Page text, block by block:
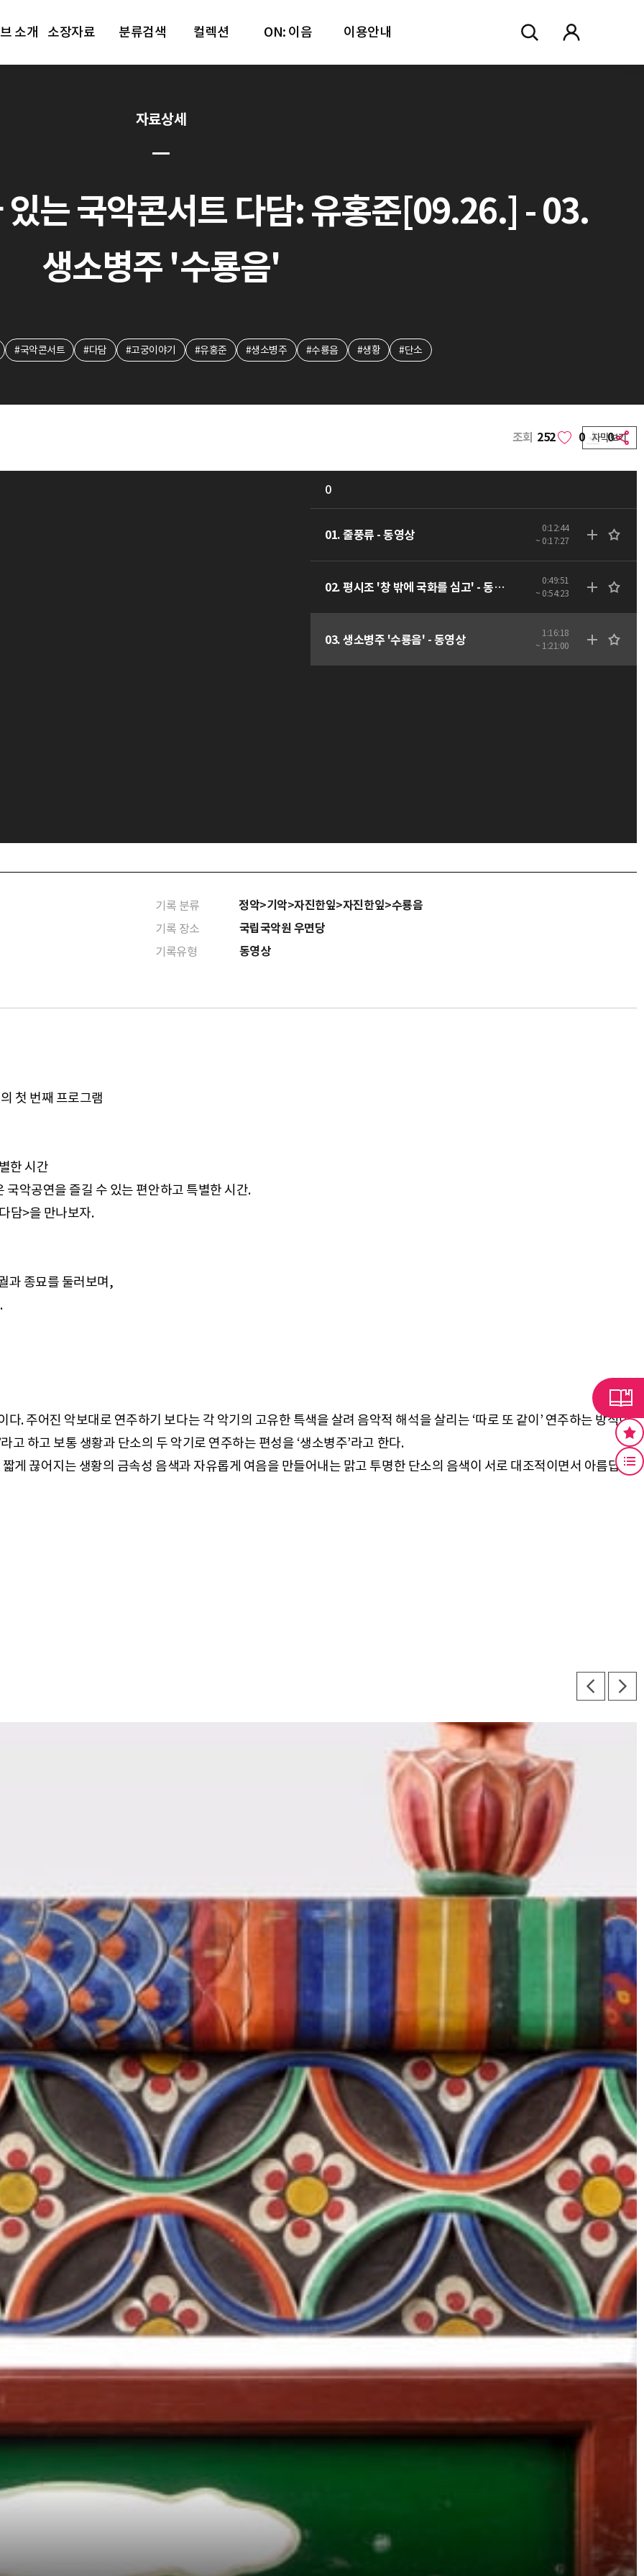
소개 소장자료 분류검색 컬렉션 ON: 이음 이용안내
자료상세
는 국악콘서트 다담: 유홍준[09.26.] - 03.
생소병주 '수룡음'
#국악콘서트 #다담 #고궁이야기 #유홍준 #생소병주 #수룡음 #생황 #단소
조회 252 0 0
자막보기
0
01. 줄풍류 - 동영상
0:12:44
~ 0:17:27
02. 평시조 '창 밖에 국화를 심고' - 동영상
0:49:51
~ 0:54:23
03. 생소병주 '수룡음' - 동영상
1:16:18
~ 1:21:00
기록 분류 정악>기악>자진한잎>자진한잎>수룡음
기록 장소 국립국악원 우면당
기록유형 동영상
첫 번째 프로그램
한 시간
악공연을 즐길 수 있는 편안하고 특별한 시간.
담>을 만나보자.
과 종묘를 둘러보며,
. 주어진 악보대로 연주하기 보다는 각 악기의 고유한 특색을 살려 음악적 해석을 살리는 ‘따로 또 같이’ 연주하는 방식이
고 하고 보통 생황과 단소의 두 악기로 연주하는 편성을 ‘생소병주’라고 한다.
게 끊어지는 생황의 금속성 음색과 자유롭게 여음을 만들어내는 맑고 투명한 단소의 음색이 서로 대조적이면서 아름답게